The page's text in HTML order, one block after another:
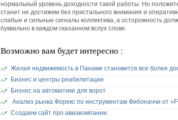
нормальный уровень доходности такой работы. Но
станет не достижим без пристального внимания и
слабые и сильные сигналы коллектива, а осторожность
буквально в каждом сказанном вслух слове.
Возможно вам будет интересно :
Жилая недвижимость в Панаме становится все более
Бизнес и центры реабилитации
Бизнес на автоматике для ворот
Анализ рынка Форекс по инструментам Фибоначчи от
Создаем сайт про авиакомпании.